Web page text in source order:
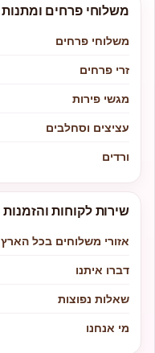
משלוחי פרחים ומתנות
משלוחי פרחים
זרי פרחים
מגשי פירות
עציצים וסחלבים
ורדים
שירות לקוחות והזמנות
אזורי משלוחים בכל הארץ
דברו איתנו
שאלות נפוצות
מי אנחנו